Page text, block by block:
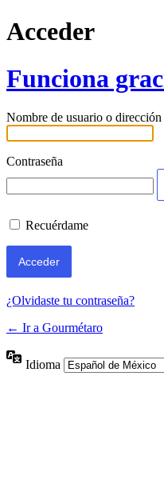
Acceder
Funciona
Nombre de usuario o dirección
Contraseña
Recuérdame
¿Olvidaste tu contraseña?
← Ir a Gourmétaro
Idioma